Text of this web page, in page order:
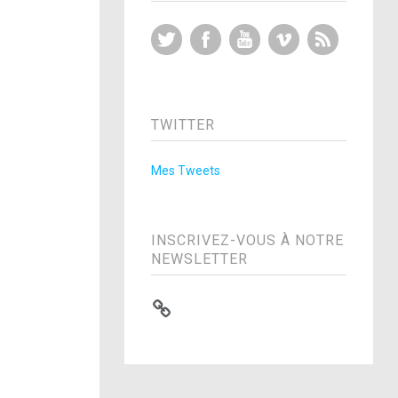
Twitter FacebookYouTubeVimeo
TWITTER
Mes Tweets
INSCRIVEZ-VOUS À NOTRE
NEWSLETTER